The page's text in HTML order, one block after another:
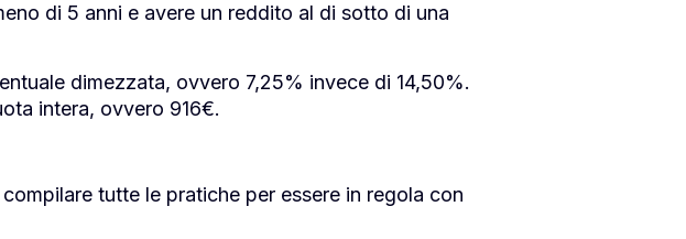
di 5 anni e avere un reddito al di sotto di una
dimezzata, ovvero 7,25% invece di 14,50%.
intera, ovvero 916€.
tutte le pratiche per essere in regola con